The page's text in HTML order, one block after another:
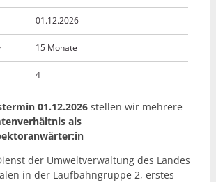
01.12.2026
15 Monate
4
01.12.2026 stellen wir mehrere
als
der Umweltverwaltung des Landes
in der Laufbahngruppe 2, erstes